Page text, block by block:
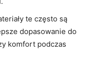
te często‍ są
dopasowanie do
komfort podczas